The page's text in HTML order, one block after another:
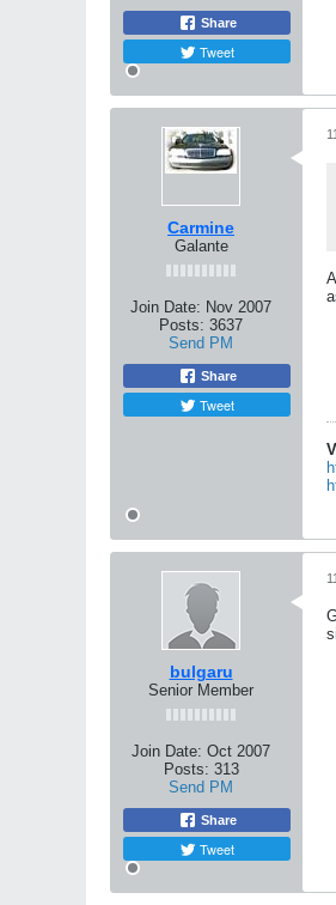
Share
Tweet
Carmine
Galante
Join Date: Nov 2007
Posts: 3637
Send PM
Share
Tweet
bulgaru
Senior Member
Join Date: Oct 2007
Posts: 313
Send PM
Share
Tweet